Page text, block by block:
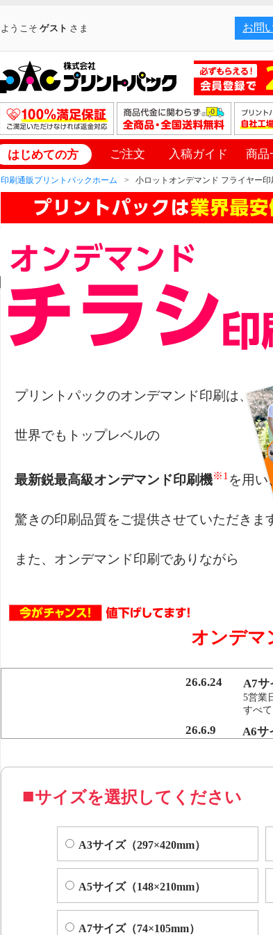
ようこそゲスト さま お問
はじめての方 ご注文 入稿ガイド 商品
印刷通販プリントパックホーム 小ロットオンデマンド フライヤー印
プリントパックのオンデマンド印刷は、
世界でもトップレベルの
最新鋭最高級オンデマンド印刷機※1 を用い
驚きの印刷品質をご提供させていただきま
また、オンデマンド印刷でありながら
行うことで、従来のオンデマンド印刷機よ
オフセット印刷に近い品質を実現いたしま
コピー機やレーザープリンター等によくある色ムラや
オンデマ
26.6.24 A7サ
5営業
すべ
26.6.9 A6サ
サイズを選択してください
A3サイズ（297×420mm）
A5サイズ（148×210mm）
A7サイズ（74×105mm）